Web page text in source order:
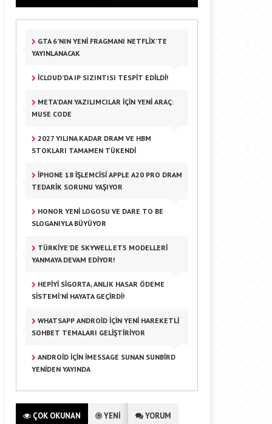
GTA 6’NIN YENI FRAGMANI NETFLIX’TE
YAYINLANACAK
ICLOUD’DA IP SIZINTISI TESPIT EDILDI!
META’DAN YAZILIMCILAR IÇIN YENI ARAÇ:
MUSE CODE
2027 YILINA KADAR DRAM VE HBM
STOKLARI TAMAMEN TÜKENDI
IPHONE 18 İŞLEMCISI APPLE A20 PRO DRAM
TEDARIK SORUNU YAŞIYOR
HONOR YENI LOGOSU VE DARE TO BE
SLOGANIYLA BÜYÜYOR
TÜRKIYE’DE SKYWELL ET5 MODELLERI
YANMAYA DEVAM EDIYOR!
HEPIYI SIGORTA, ANLIK HASAR ÖDEME
SISTEMI’NI HAYATA GEÇIRDI!
WHATSAPP ANDROID IÇIN YENI HAREKETLI
SOHBET TEMALARI GELIŞTIRIYOR
ANDROID IÇIN IMESSAGE SUNAN SUNBIRD
YENIDEN YAYINDA
ÇOK OKUNAN YENİ YORUM